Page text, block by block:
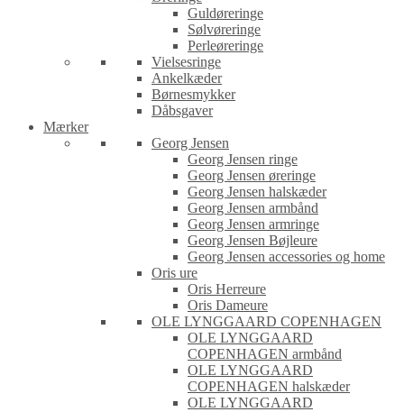
Guldøreringe
Sølvøreringe
Perleøreringe
Vielsesringe
Ankelkæder
Børnesmykker
Dåbsgaver
Mærker
Georg Jensen
Georg Jensen ringe
Georg Jensen øreringe
Georg Jensen halskæder
Georg Jensen armbånd
Georg Jensen armringe
Georg Jensen Bøjleure
Georg Jensen accessories og home
Oris ure
Oris Herreure
Oris Dameure
OLE LYNGGAARD COPENHAGEN
OLE LYNGGAARD
COPENHAGEN armbånd
OLE LYNGGAARD
COPENHAGEN halskæder
OLE LYNGGAARD